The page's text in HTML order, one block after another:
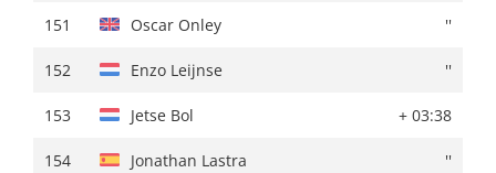
151 Oscar Onley ''
152 Enzo Leijnse ''
153 Jetse Bol + 03:38
154 Jonathan Lastra ''
151 Nans Peters + 04:30
152 Ben Tulett + 04:47
153 Igor Arrieta + 04:50
154 Ide Schelling + 04:51